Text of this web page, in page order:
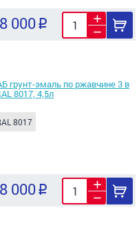
8 000
грунт-эмаль по ржавчине 3 в
8017, 4,5л
8017
8 000